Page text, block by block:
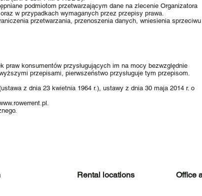
podmiotom przetwarzającym dane na zlecenie Organizatora
w przypadkach wymaganych przez przepisy prawa.
przetwarzania, przenoszenia danych, wniesienia sprzeciwu
praw konsumentów przysługujących im na mocy bezwzględnie
przepisami, pierwszeństwo przysługuje tym przepisom.
z dnia 23 kwietnia 1964 r.), ustawy z dnia 30 maja 2014 r. o
.
Rental locations Office